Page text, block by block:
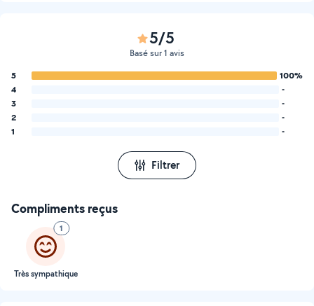
5/5
Basé sur 1 avis
5
100%
4
-
3
-
2
-
1
-
Filtrer
Compliments reçus
1
Très sympathique